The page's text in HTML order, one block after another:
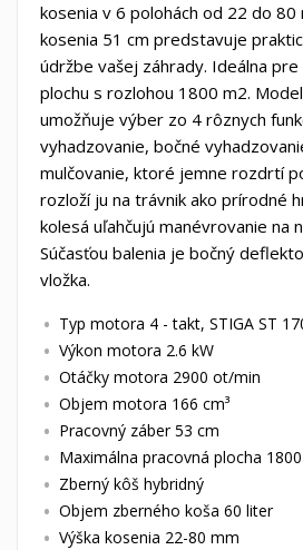
kosenia v 6 polohách od 22 do 80
kosenia 51 cm predstavuje
údržbe vašej záhrady. Ideálna pre
plochu s rozlohou 1800 m2.
umožňuje výber zo 4 rôznych
vyhadzovanie, bočné
mulčovanie, ktoré jemne rozdrtí
rozloží ju na trávnik ako prírodné
kolesá uľahčujú manévrovanie na
Súčasťou balenia je bočný
vložka.
Typ motora 4 - takt, STIGA ST
Výkon motora 2.6 kW
Otáčky motora 2900 ot/min
Objem motora 166 cm³
Pracovný záber 53 cm
Maximálna pracovná plocha 1800
Zberný kôš hybridný
Objem zberného koša 60 liter
Výška kosenia 22-80 mm